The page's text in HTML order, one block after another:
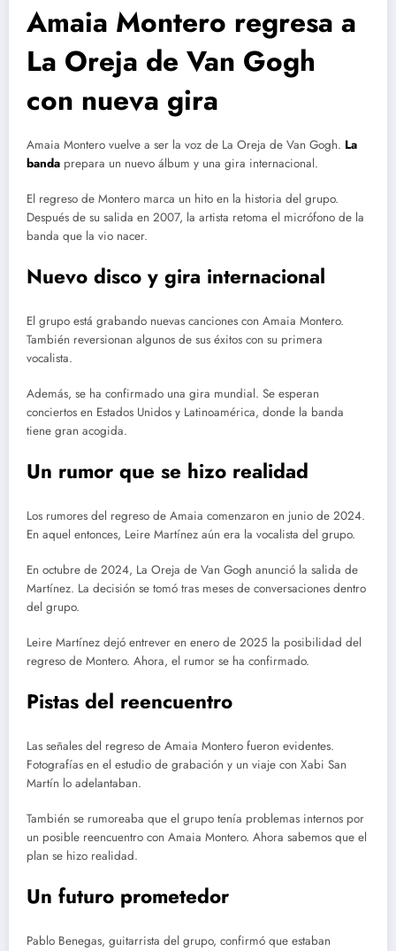
Amaia Montero regresa a
La Oreja de Van Gogh
con nueva gira
Amaia Montero vuelve a ser la voz de La Oreja de Van Gogh. La
banda prepara un nuevo álbum y una gira internacional.
El regreso de Montero marca un hito en la historia del grupo.
Después de su salida en 2007, la artista retoma el micrófono de la
banda que la vio nacer.
Nuevo disco y gira internacional
El grupo está grabando nuevas canciones con Amaia Montero.
También reversionan algunos de sus éxitos con su primera
vocalista.
Además, se ha confirmado una gira mundial. Se esperan
conciertos en Estados Unidos y Latinoamérica, donde la banda
tiene gran acogida.
Un rumor que se hizo realidad
Los rumores del regreso de Amaia comenzaron en junio de 2024.
En aquel entonces, Leire Martínez aún era la vocalista del grupo.
En octubre de 2024, La Oreja de Van Gogh anunció la salida de
Martínez. La decisión se tomó tras meses de conversaciones dentro
del grupo.
Leire Martínez dejó entrever en enero de 2025 la posibilidad del
regreso de Montero. Ahora, el rumor se ha confirmado.
Pistas del reencuentro
Las señales del regreso de Amaia Montero fueron evidentes.
Fotografías en el estudio de grabación y un viaje con Xabi San
Martín lo adelantaban.
También se rumoreaba que el grupo tenía problemas internos por
un posible reencuentro con Amaia Montero. Ahora sabemos que el
plan se hizo realidad.
Un futuro prometedor
Pablo Benegas, guitarrista del grupo, confirmó que estaban